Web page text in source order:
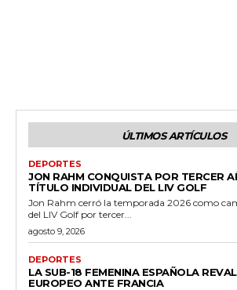
ÚLTIMOS ARTÍCULOS
DEPORTES
JON RAHM CONQUISTA POR TERCER
TÍTULO INDIVIDUAL DEL LIV GOLF
Jon Rahm cerró la temporada 2026 como
del LIV Golf por tercer...
agosto 9, 2026
DEPORTES
LA SUB-18 FEMENINA ESPAÑOLA
EUROPEO ANTE FRANCIA